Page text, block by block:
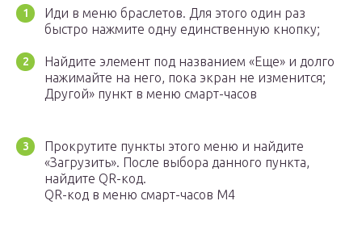
Иди в меню браслетов. Для этого один раз
быстро нажмите одну единственную кнопку;
Найдите элемент под названием «Еще» и долго
нажимайте на него, пока экран не изменится;
Другой» пункт в меню смарт-часов
Прокрутите пункты этого меню и найдите
«Загрузить». После выбора данного пункта,
найдите QR-код.
QR-код в меню смарт-часов M4